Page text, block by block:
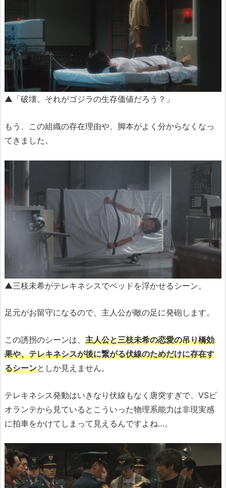
▲「破壊。それがゴジラの生存価値だろう？」
もう、この組織の存在理由や、脚本がよく分からなくなっ
てきました。
▲三枝未希がテレキネシスでベッドを浮かせるシーン。
足元がお留守になるので、主人公が敵の足に発砲します。
この誘拐のシーンは、 主人公と三枝未希の恋愛の吊り橋効
果や、テレキネシスが後に繋がる伏線のためだけに存在す
るシーンとしか見えません。
テレキネシス発動はいきなり伏線もなく唐突すぎで、VSビ
オランテから見ているとこういった物理系能力は非現実感
に拍車をかけてしまって見えるんですよね…。